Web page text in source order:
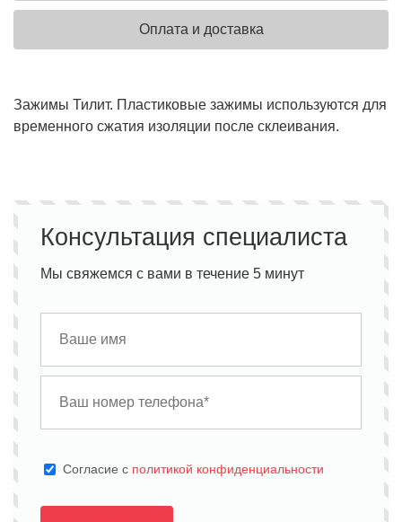
Оплата и доставка
Зажимы Тилит. Пластиковые зажимы используются для
временного сжатия изоляции после склеивания.
Консультация специалиста
Мы свяжемся с вами в течение 5 минут
Cогласие с политикой конфиденциальности